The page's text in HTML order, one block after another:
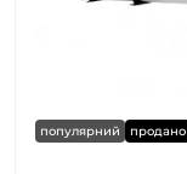
популярний продано